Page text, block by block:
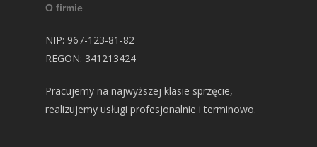
O firmie
NIP: 967-123-81-82
REGON: 341213424
Pracujemy na najwyższej klasie sprzęcie,
realizujemy usługi profesjonalnie i terminowo.